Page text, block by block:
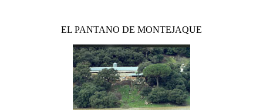
EL PANTANO DE MONTEJAQUE